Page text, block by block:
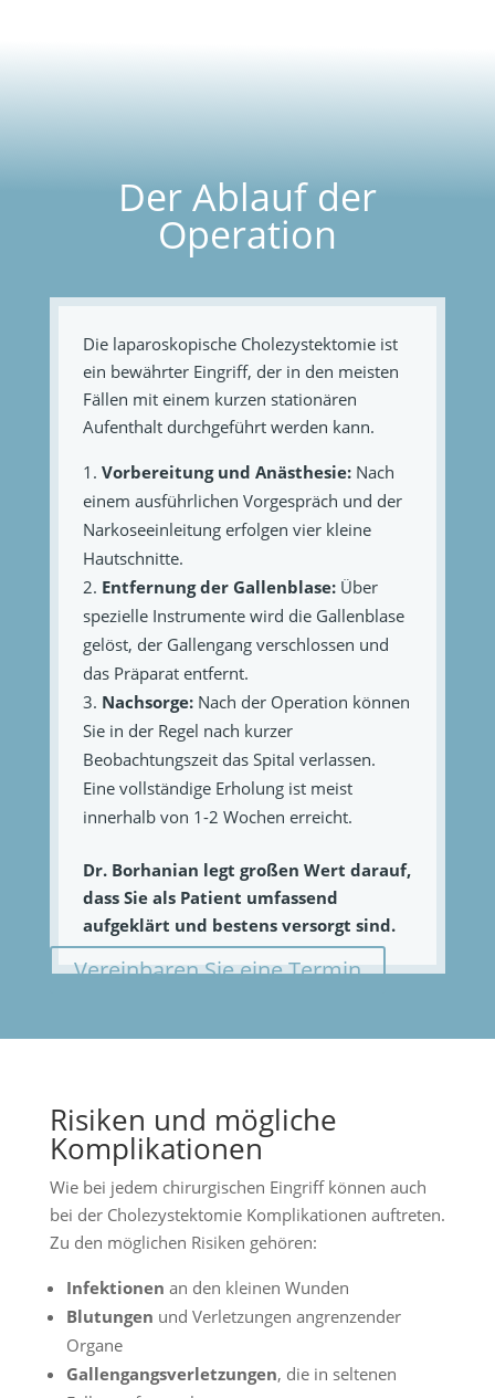
Der Ablauf der
Operation
Die laparoskopische Cholezystektomie ist
ein bewährter Eingriff, der in den meisten
Fällen mit einem kurzen stationären
Aufenthalt durchgeführt werden kann.
Vorbereitung und Anästhesie: Nach
einem ausführlichen Vorgespräch und der
Narkoseeinleitung erfolgen vier kleine
Hautschnitte.
Entfernung der Gallenblase: Über
spezielle Instrumente wird die Gallenblase
gelöst, der Gallengang verschlossen und
das Präparat entfernt.
Nachsorge: Nach der Operation können
Sie in der Regel nach kurzer
Beobachtungszeit das Spital verlassen.
Eine vollständige Erholung ist meist
innerhalb von 1-2 Wochen erreicht.
Dr. Borhanian legt großen Wert darauf,
dass Sie als Patient umfassend
aufgeklärt und bestens versorgt sind.
Vereinbaren Sie eine Termin
Risiken und mögliche
Komplikationen
Wie bei jedem chirurgischen Eingriff können auch
bei der Cholezystektomie Komplikationen auftreten.
Zu den möglichen Risiken gehören:
Infektionen an den kleinen Wunden
Blutungen und Verletzungen angrenzender
Organe
Gallengangsverletzungen, die in seltenen